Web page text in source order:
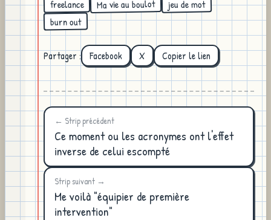
freelance Ma vie au boulot jeu de mot
burn out
Partager : Facebook X Copier le lien
← Strip précédent
Ce moment ou les acronymes ont l'effet
inverse de celui escompté
Strip suivant →
Me voilà "équipier de première
intervention"